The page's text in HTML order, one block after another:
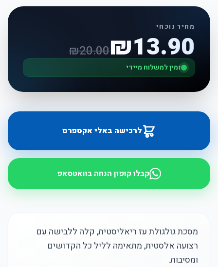
מחיר נוכחי
₪13.90
₪20.00
זמין למשלוח מיידי
לרכישה באלי אקספרס
קבלו קופון הנחה בוואטסאפ
מסכת גולגולת עז ריאליסטית, קלה ללבישה עם
רצועה אלסטית, מתאימה לליל כל הקדושים
ומסיבות.